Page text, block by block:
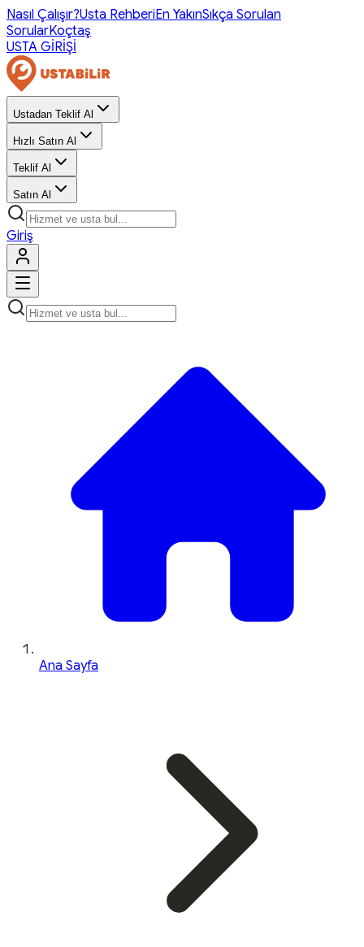
Nasıl Çalışır?Usta RehberiEn YakınSıkça Sorulan
SorularKoçtaş
USTA GİRİŞİ
Ustadan Teklif Al
Hızlı Satın Al
Teklif Al
Satın Al
Giriş
Ana Sayfa